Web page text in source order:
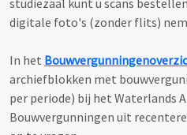
digitale foto's (zonder flits)
In het
archiefblokken met
per periode) bij het Waterlands
Bouwvergunningen uit